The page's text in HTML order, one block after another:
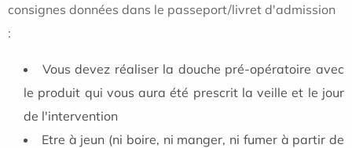
consignes données dans le passeport/livret d'admission
:
Vous devez réaliser la douche pré-opératoire avec
le produit qui vous aura été prescrit la veille et le jour
de l'intervention
Etre à jeun (ni boire, ni manger, ni fumer à partir de